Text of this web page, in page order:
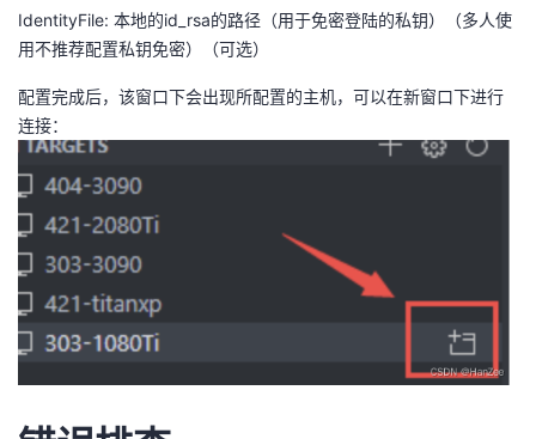
IdentityFile: 本地的id_rsa的路径（用于免密登陆的私钥）（多人使
用不推荐配置私钥免密）（可选）
配置完成后，该窗口下会出现所配置的主机，可以在新窗口下进行
连接：